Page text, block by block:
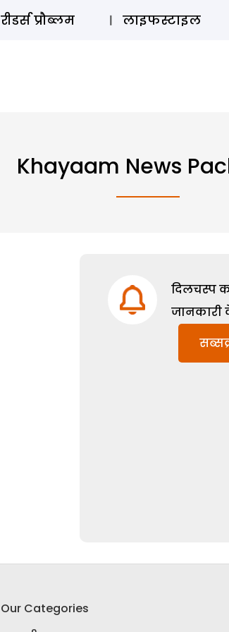
रीडर्स प्रौब्लम लाइफस्टाइल
Khayaam News
दिलचस्प
जानकारी
Our Categories